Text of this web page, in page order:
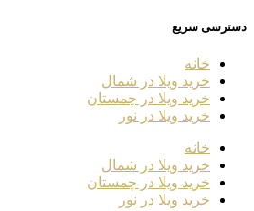
دسترسی سریع
خانه
خرید ویلا در شمال
خرید ویلا در چمستان
خرید ویلا در نور
خانه
خرید ویلا در شمال
خرید ویلا در چمستان
خرید ویلا در نور